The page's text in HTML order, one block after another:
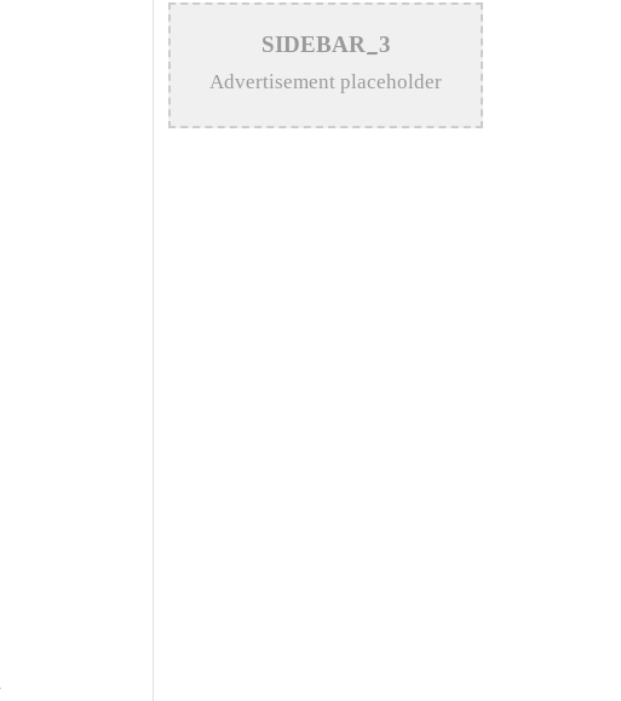
>অল্প বৃষ্টিতেই ইবি ক্যাম্পাসে
জলাবদ্ধতা, শিক্ষার্থীদের ভোগান্তি
>
কুষ্টিয়ায় টাপেন্টাডলসহ ৪ মাদক
কারবারি আটক
SIDEBAR_3
Advertisement placeholder